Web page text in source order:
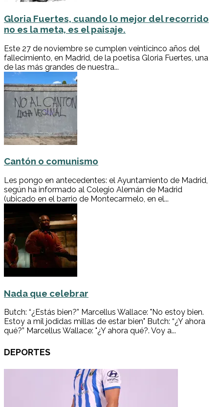
Gloria Fuertes, cuando lo mejor del recorrido
no es la meta, es el paisaje.
Este 27 de noviembre se cumplen veinticinco años del
fallecimiento, en Madrid, de la poetisa Gloria Fuertes, una
de las más grandes de nuestra...
Cantón o comunismo
Les pongo en antecedentes: el Ayuntamiento de Madrid,
según ha informado al Colegio Alemán de Madrid
(ubicado en el barrio de Montecarmelo, en el...
Nada que celebrar
Butch: “¿Estás bien?” Marcellus Wallace: "No estoy bien.
Estoy a mil jodidas millas de estar bien" Butch: “¿Y ahora
qué?” Marcellus Wallace: "¿Y ahora qué?. Voy a...
DEPORTES